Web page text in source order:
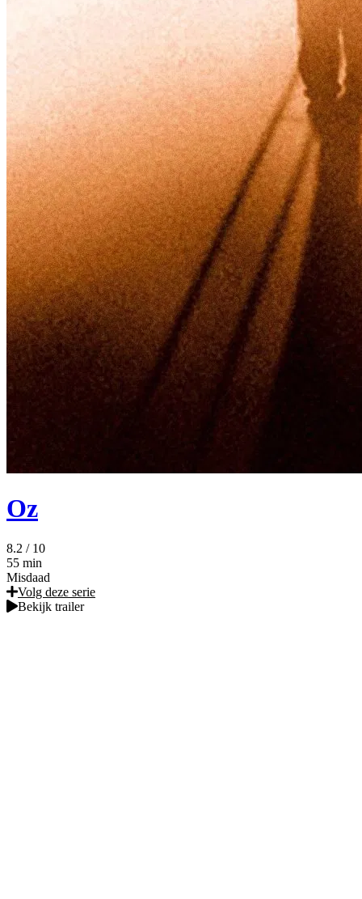
Oz
8.2 / 10
55 min
Misdaad
Volg deze serie
Bekijk trailer